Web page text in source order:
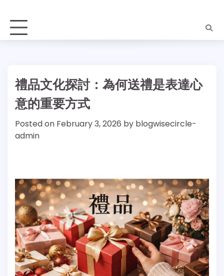
禮品文化探討：為何送禮是表達心
意的重要方式
Posted on February 3, 2026 by blogwisecircle-
admin